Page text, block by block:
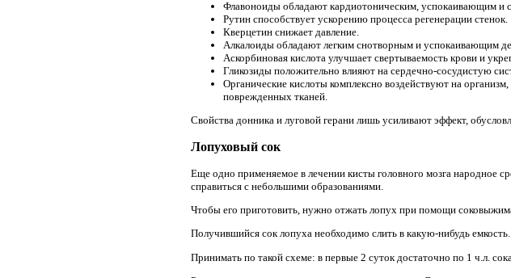
Флавоноиды обладают кардиотоническим, успокаивающим и
Рутин способствует ускорению процесса регенерации стенок.
Кверцетин снижает давление.
Алкалоиды обладают легким снотворным и успокаивающим
Аскорбиновая кислота улучшает свертываемость крови и
Гликозиды положительно влияют на сердечно-сосудистую
Органические кислоты комплексно воздействуют на
поврежденных тканей.
Свойства донника и луговой герани лишь усиливают эффект,
Лопуховый сок
Еще одно применяемое в лечении кисты головного мозга народное
справиться с небольшими образованиями.
Чтобы его приготовить, нужно отжать лопух при помощи
Получившийся сок лопуха необходимо слить в какую-нибудь
Принимать по такой схеме: в первые 2 суток достаточно по 1 ч.л.